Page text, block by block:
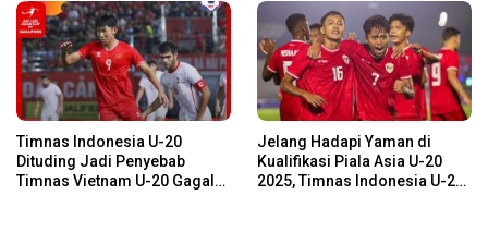
Timnas Indonesia U-20
Dituding Jadi Penyebab
Timnas Vietnam U-20 Gagal
Jelang Hadapi Yaman di
Kualifikasi Piala Asia U-20
2025, Timnas Indonesia U-20